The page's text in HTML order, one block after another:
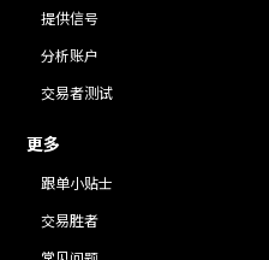
提供信号
分析账户
交易者测试
更多
跟单小贴士
交易胜者